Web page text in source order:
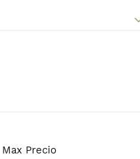
Max Precio
Perros para
guarda tu
perfecto: